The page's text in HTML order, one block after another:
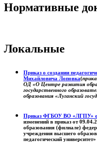
Нормативные
Локальные
Приказ о создании
Михайловича Лоповка(
ОД «О Центре развития
государственного
образования «Луганский
Приказ ФГБОУ ВО «ЛГПУ»
изменений в приказ от
образования (филиале)
учреждения высшего
педагогический университет»